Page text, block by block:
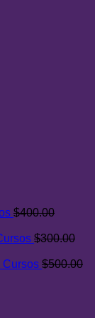
$400.00
$300.00
Cursos $500.00